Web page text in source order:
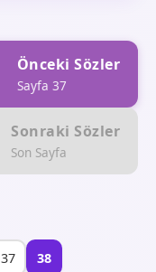
Önceki Sözler
Sayfa 37
Sonraki Sözler
Son Sayfa
37 38